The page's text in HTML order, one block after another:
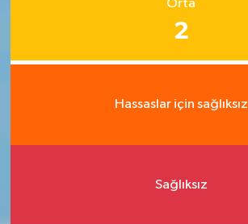
Orta
2
Hassaslar için sağlıksız
Sağlıksız